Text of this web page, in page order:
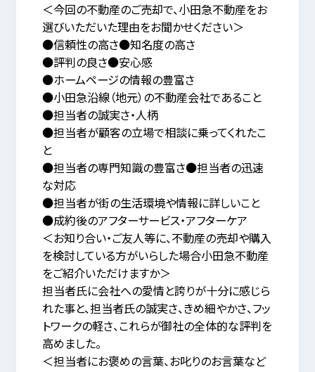
＜今回の不動産のご売却で、小田急不動産をお
選びいただいた理由をお聞かせください＞
●信頼性の高さ●知名度の高さ
●評判の良さ●安心感
●ホームページの情報の豊富さ
●小田急沿線（地元）の不動産会社であること
●担当者の誠実さ・人柄
●担当者が顧客の立場で相談に乗ってくれたこ
と
●担当者の専門知識の豊富さ●担当者の迅速
な対応
●担当者が街の生活環境や情報に詳しいこと
●成約後のアフターサービス・アフターケア
＜お知り合い・ご友人等に、不動産の売却や購入
を検討している方がいらした場合小田急不動産
をご紹介いただけますか＞
担当者氏に会社への愛情と誇りが十分に感じら
れた事と、担当者氏の誠実さ、きめ細やかさ、フッ
トワークの軽さ、これらが御社の全体的な評判を
高めました。
＜担当者にお褒めの言葉、お叱りのお言葉など